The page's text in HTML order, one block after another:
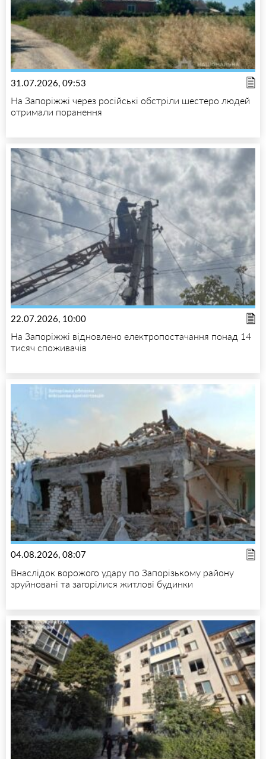
31.07.2026, 09:53
На Запоріжжі через російські обстріли шестеро людей
отримали поранення
22.07.2026, 10:00
На Запоріжжі відновлено електропостачання понад 14
тисяч споживачів
04.08.2026, 08:07
Внаслідок ворожого удару по Запорізькому району
зруйновані та загорілися житлові будинки